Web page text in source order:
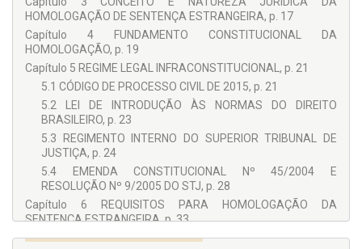
HOMOLOGAÇÃO DE SENTENÇA ESTRANGEIRA, p. 17
Capítulo 4 FUNDAMENTO CONSTITUCIONAL DA
HOMOLOGAÇÃO, p. 19
Capítulo 5 REGIME LEGAL INFRACONSTITUCIONAL, p. 21
5.1 CÓDIGO DE PROCESSO CIVIL DE 2015, p. 21
5.2 LEI DE INTRODUÇÃO ÀS NORMAS DO DIREITO
BRASILEIRO, p. 23
5.3 REGIMENTO INTERNO DO SUPERIOR TRIBUNAL DE
JUSTIÇA, p. 24
5.4 EMENDA CONSTITUCIONAL Nº 45/2004 E
RESOLUÇÃO Nº 9/2005 DO STJ, p. 28
Capítulo 6 REQUISITOS PARA HOMOLOGAÇÃO DA
SENTENÇA ESTRANGEIRA, p. 33
6.1 AUTORIDADE COMPETENTE, p. 33